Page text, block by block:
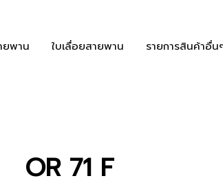
ยพาน ใบเลื่อยสายพาน รายการสินค้าอื่น
OR 71 F